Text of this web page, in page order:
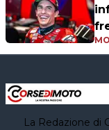
La Redazione di